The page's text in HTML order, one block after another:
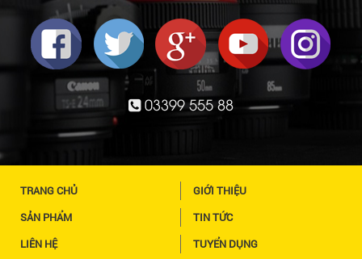
03399 555 88
TRANG CHỦ GIỚI THIỆU
SẢN PHẨM TIN TỨC
LIÊN HỆ TUYỂN DỤNG